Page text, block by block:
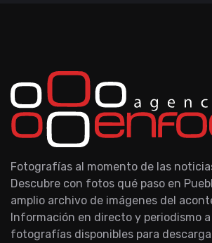
Fotografías al momento de las
Descubre con fotos qué paso en
amplio archivo de imágenes del
Información en directo y periodismo
fotografías disponibles para